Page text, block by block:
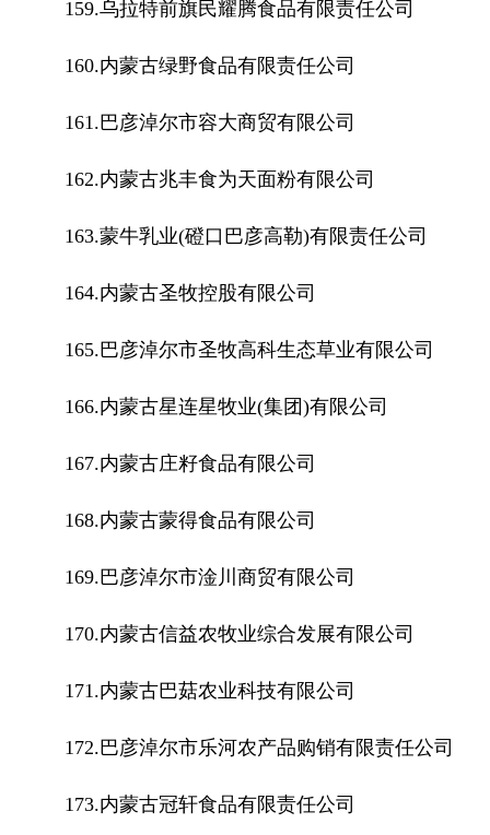
159.乌拉特前旗民耀腾食品有限责任公司
160.内蒙古绿野食品有限责任公司
161.巴彦淖尔市容大商贸有限公司
162.内蒙古兆丰食为天面粉有限公司
163.蒙牛乳业(磴口巴彦高勒)有限责任公司
164.内蒙古圣牧控股有限公司
165.巴彦淖尔市圣牧高科生态草业有限公司
166.内蒙古星连星牧业(集团)有限公司
167.内蒙古庄籽食品有限公司
168.内蒙古蒙得食品有限公司
169.巴彦淖尔市淦川商贸有限公司
170.内蒙古信益农牧业综合发展有限公司
171.内蒙古巴菇农业科技有限公司
172.巴彦淖尔市乐河农产品购销有限责任公司
173.内蒙古冠轩食品有限责任公司